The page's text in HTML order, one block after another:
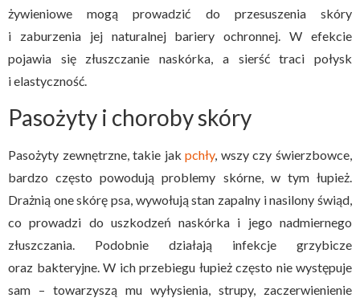
żywieniowe mogą prowadzić do przesuszenia skóry
i zaburzenia jej naturalnej bariery ochronnej. W efekcie
pojawia się złuszczanie naskórka, a sierść traci połysk
i elastyczność.
Pasożyty i choroby skóry
Pasożyty zewnętrzne, takie jakpchły, wszy czy świerzbowce,
bardzo często powodują problemy skórne, w tym łupież.
Drażnią one skórę psa, wywołują stan zapalny i nasilony świąd,
co prowadzi do uszkodzeń naskórka i jego nadmiernego
złuszczania. Podobnie działają infekcje grzybicze
oraz bakteryjne. W ich przebiegu łupież często nie występuje
sam – towarzyszą mu wyłysienia, strupy, zaczerwienienie